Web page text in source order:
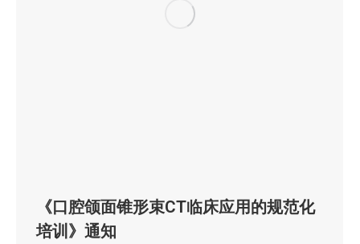
《口腔颌面锥形束CT临床应用的规范化
培训》通知